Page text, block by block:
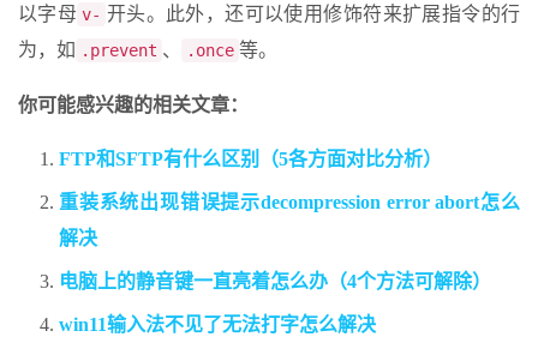
以字母 v- 开头。此外，还可以使用修饰符来扩展指令的行
为，如 .prevent 、 .once 等。
你可能感兴趣的相关文章：
FTP和SFTP有什么区别（5各方面对比分析）
重装系统出现错误提示decompression error abort怎么
解决
电脑上的静音键一直亮着怎么办（4个方法可解除）
win11输入法不见了无法打字怎么解决